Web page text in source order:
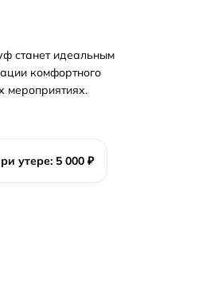
станет идеальным
комфортного
мероприятиях.
утере: 5 000 ₽